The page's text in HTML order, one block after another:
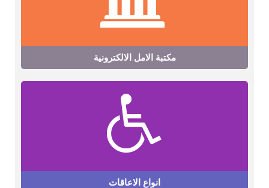
مكتبة الامل الالكترونية
انواع الاعاقات